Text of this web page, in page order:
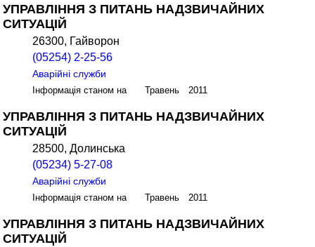
УПРАВЛІННЯ З ПИТАНЬ НАДЗВИЧАЙНИХ
СИТУАЦІЙ
26300, Гайворон
(05254) 2-25-56
Аварійні служби
Інформація станом на Травень 2011
УПРАВЛІННЯ З ПИТАНЬ НАДЗВИЧАЙНИХ
СИТУАЦІЙ
28500, Долинська
(05234) 5-27-08
Аварійні служби
Інформація станом на Травень 2011
УПРАВЛІННЯ З ПИТАНЬ НАДЗВИЧАЙНИХ
СИТУАЦІЙ